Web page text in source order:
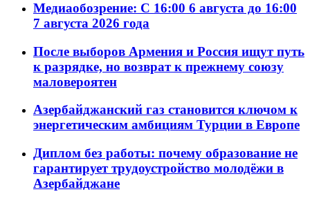
Медиаобозрение: С 16:00 6 августа до 16:00
7 августа 2026 года
После выборов Армения и Россия ищут путь
к разрядке, но возврат к прежнему союзу
маловероятен
Азербайджанский газ становится ключом к
энергетическим амбициям Турции в Европе
Диплом без работы: почему образование не
гарантирует трудоустройство молодёжи в
Азербайджане